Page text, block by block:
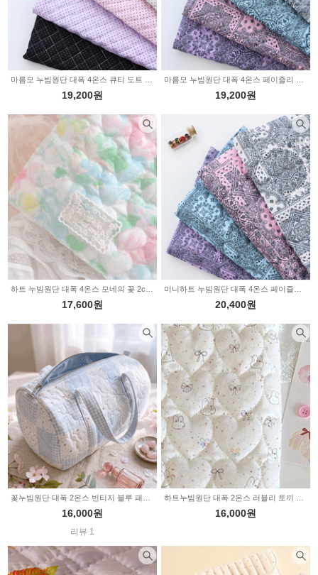
마름모 누빔원단 대폭 4온스 큐티 도트 4color Z3001
19,200원
마름모 누빔원단 대폭 4온스 페이즐리 4color Z3000
19,200원
17,600원 20,400원
16,000원
리뷰 1
16,000원